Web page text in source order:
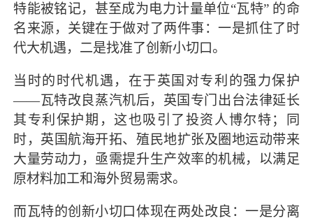
特能被铭记，甚至成为电力计量单位“瓦特” 的命
名来源，关键在于做对了两件事：一是抓住了时
代大机遇，二是找准了创新小切口。
当时的时代机遇，在于英国对专利的强力保护
——瓦特改良蒸汽机后，英国专门出台法律延长
其专利保护期，这也吸引了投资人博尔特；同
时，英国航海开拓、殖民地扩张及圈地运动带来
大量劳动力，亟需提升生产效率的机械，以满足
原材料加工和海外贸易需求。
而瓦特的创新小切口体现在两处改良：一是分离